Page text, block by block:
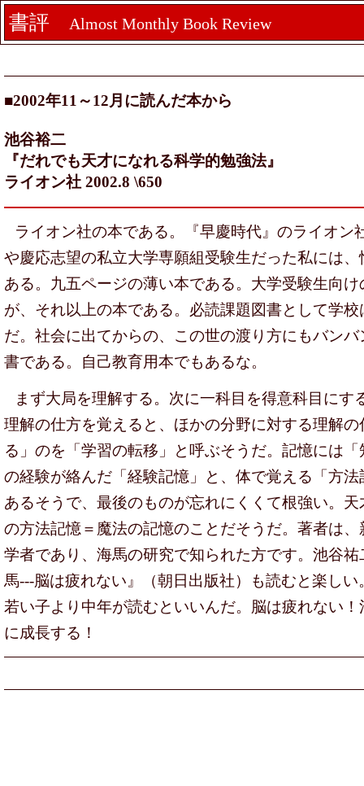
書評 Almost Monthly Book Review
■2002年11～12月に読んだ本から
池谷裕二
『だれでも天才になれる科学的勉強法』
ライオン社 2002.8 \650
ライオン社の本である。『早慶時代』のライオン
や慶応志望の私立大学専願組受験生だった私には
ある。九五ページの薄い本である。大学受験生向
が、それ以上の本である。必読課題図書として学
だ。社会に出てからの、この世の渡り方にもバン
書である。自己教育用本でもあるな。
まず大局を理解する。次に一科目を得意科目にす
理解の仕方を覚えると、ほかの分野に対する理解
る」のを「学習の転移」と呼ぶそうだ。記憶には
の経験が絡んだ「経験記憶」と、体で覚える「方
あるそうで、最後のものが忘れにくくて根強い。
の方法記憶＝魔法の記憶のことだそうだ。著者は
学者であり、海馬の研究で知られた方です。池谷
馬---脳は疲れない』（朝日出版社）も読むと楽し
若い子より中年が読むといいんだ。脳は疲れない
に成長する！